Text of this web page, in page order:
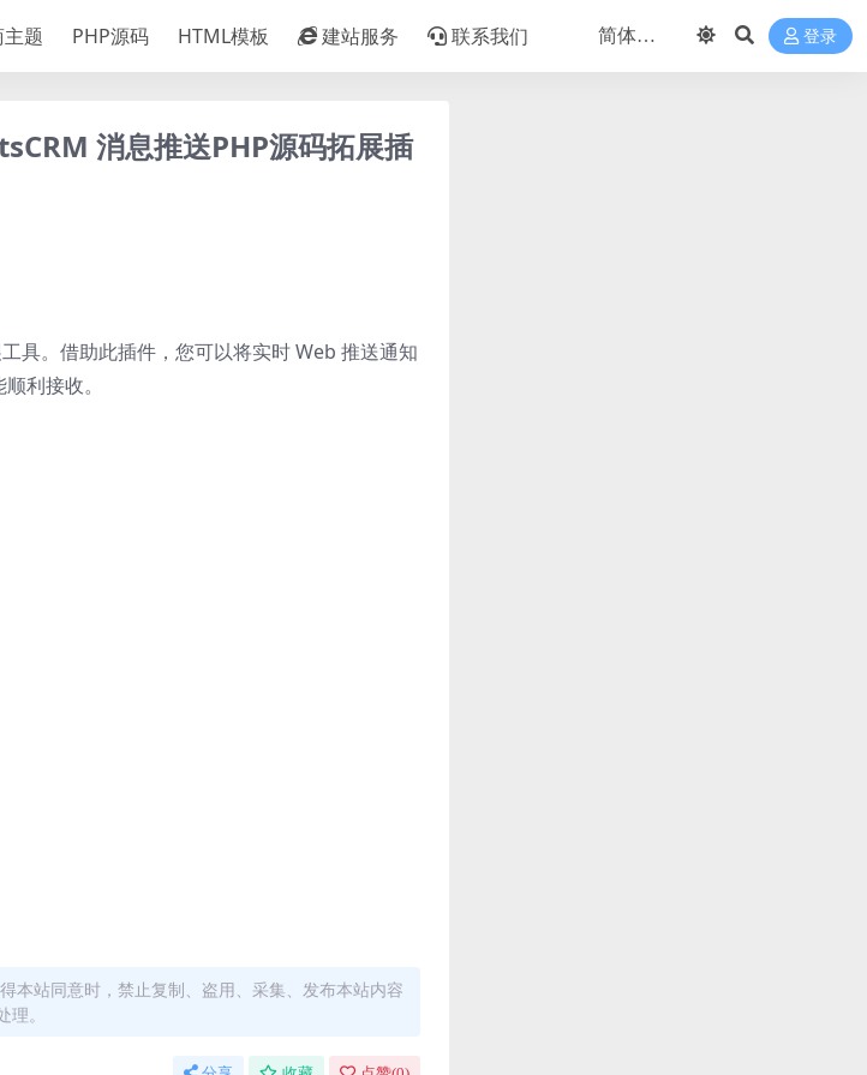
题 PHP源码 HTML模板 建站服务 联系我们 登录
消息推送PHP源码拓展插
具。借助此插件，您可以将实时 Web 推送通知
利接收。
本站同意时，禁止复制、盗用、采集、发布本站内容
。